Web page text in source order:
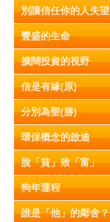
別讓信任你的人失望
豐盛的生命
擴闊投資的視野
信是有緣(原)
分別為聖(勝)
環保概念的啟迪
脫「貧」致「富」
狗年運程
誰是「他」的鄰舍？